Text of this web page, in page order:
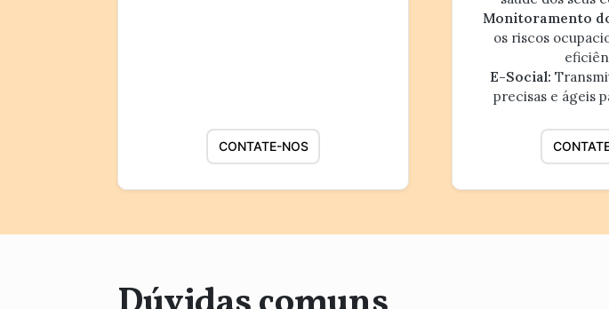
CONTATE-NOS
Monitoramento
os riscos
E-Social:
precisas e ágeis